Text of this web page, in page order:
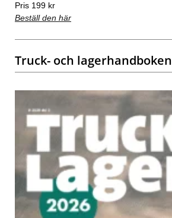
Pris 199 kr
Beställ den här
Truck- och lagerhandboken